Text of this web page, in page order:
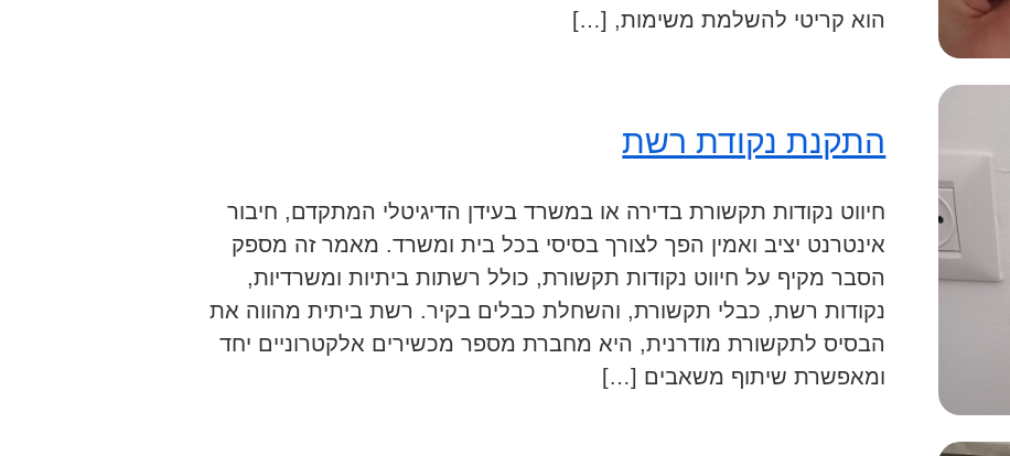
הוא קריטי להשלמת משימות, […]
התקנת נקודת רשת
חיווט נקודות תקשורת בדירה או במשרד בעידן הדיגיטלי המתקדם, חיבור
אינטרנט יציב ואמין הפך לצורך בסיסי בכל בית ומשרד. מאמר זה מספק
הסבר מקיף על חיווט נקודות תקשורת, כולל רשתות ביתיות ומשרדיות,
נקודות רשת, כבלי תקשורת, והשחלת כבלים בקיר. רשת ביתית מהווה את
הבסיס לתקשורת מודרנית, היא מחברת מספר מכשירים אלקטרוניים יחד
ומאפשרת שיתוף משאבים […]